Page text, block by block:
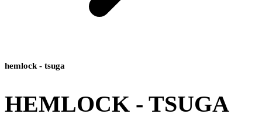
hemlock - tsuga
HEMLOCK - TSUGA